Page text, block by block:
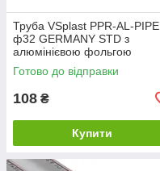
Труба VSplast PPR-AL-PIPE
ф32 GERMANY STD з
алюмінієвою фольгою
(червона упаковка)
Готово до відправки
108 ₴
Купити